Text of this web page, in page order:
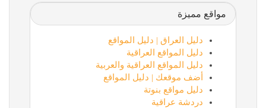
مواقع مميزة
دليل العراق | دليل المواقع
دليل المواقع العراقية
دليل المواقع العراقية والعربية
أضف موقعك | دليل المواقع
دليل مواقع بنوتة
دردشة عراقية